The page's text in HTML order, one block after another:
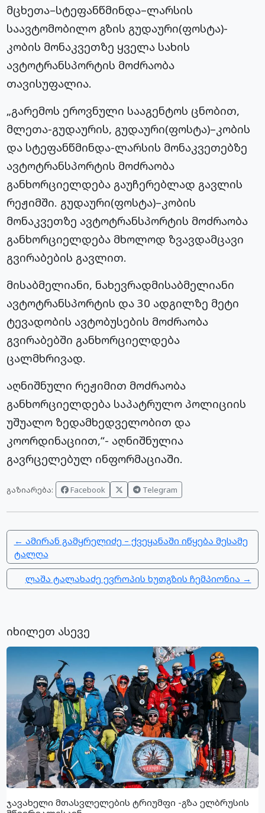
მცხეთა–სტეფანწმინდა–ლარსის
საავტომობილო გზის გუდაური(ფოსტა)-
კობის მონაკვეთზე ყველა სახის
ავტოტრანსპორტის მოძრაობა
თავისუფალია.
„გარემოს ეროვნული სააგენტოს ცნობით,
მლეთა-გუდაურის, გუდაური(ფოსტა)–კობის
და სტეფანწმინდა-ლარსის მონაკვეთებზე
ავტოტრანსპორტის მოძრაობა
განხორციელდება გაუჩერებლად გავლის
რეჟიმში. გუდაური(ფოსტა)–კობის
მონაკვეთზე ავტოტრანსპორტის მოძრაობა
განხორციელდება მხოლოდ ზვავდამცავი
გვირაბების გავლით.
მისაბმელიანი, ნახევრადმისაბმელიანი
ავტოტრანსპორტის და 30 ადგილზე მეტი
ტევადობის ავტობუსების მოძრაობა
გვირაბებში განხორციელდება
ცალმხრივად.
აღნიშნული რეჟიმით მოძრაობა
განხორციელდება საპატრულო პოლიციის
უშუალო ზედამხედველობით და
კოორდინაციით,“- აღნიშნულია
გავრცელებულ ინფორმაციაში.
გაზიარება: Facebook Telegram
← ამირან გამყრელიძე – ქვეყანაში იწყება მესამე
ტალღა
ლაშა ტალახაძე ევროპის ხუთგზის ჩემპიონია →
იხილეთ ასევე
ჯავახელი მთასვლელების ტრიუმფი -გზა ელბრუსის